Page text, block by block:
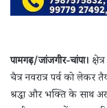
पामगढ़/जांजगीर-चांपा।
चैत्र नवरात्र पर्व को लेकर
श्रद्धा और भक्ति के साथ